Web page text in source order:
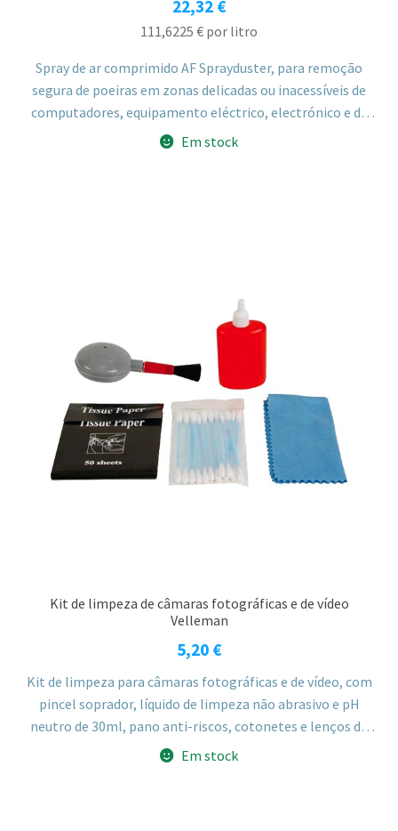
22,32 €
111,6225 € por litro
Spray de ar comprimido AF Sprayduster, para remoção
segura de poeiras em zonas delicadas ou inacessíveis de
computadores, equipamento eléctrico, electrónico e de
escritório. Amigo do ozono, não inflamável, com tubo
Em stock
Kit de limpeza de câmaras fotográficas e de vídeo
Velleman
5,20 €
Kit de limpeza para câmaras fotográficas e de vídeo, com
pincel soprador, líquido de limpeza não abrasivo e pH
neutro de 30ml, pano anti-riscos, cotonetes e lenços de
papel, indicado para a limpeza de lentes e outras peças
Em stock